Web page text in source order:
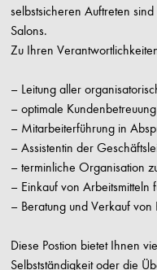
selbstsicheren Auftreten
Salons.
Zu Ihren
– Leitung aller
– optimale Kundenbetreuung
– Mitarbeiterführung in
– Assistentin der
– terminliche Organisation
– Einkauf von Arbeitsmitteln
– Beratung und Verkauf von
Diese Postion bietet Ihnen
Selbstständigkeit oder die